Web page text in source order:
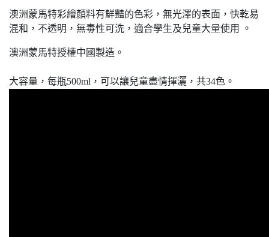
澳洲蒙馬特彩繪顏料有鮮豔的色彩，無光澤的表面，快乾易
混和，不透明，無毒性可洗，適合學生及兒童大量使用 。
澳洲蒙馬特授權中國製造。
大容量，每瓶500ml，可以讓兒童盡情揮灑， 共34色。